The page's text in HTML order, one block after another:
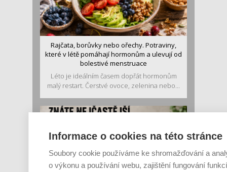
Rajčata, borůvky nebo ořechy. Potraviny,
které v létě pomáhají hormonům a ulevují od
bolestivé menstruace
Léto je ideálním časem dopřát hormonům
malý restart. Čerstvé ovoce, zelenina nebo...
Informace o cookies na této stránce
Soubory cookie používáme ke shromažďování a
o výkonu a používání webu, zajištění fungování